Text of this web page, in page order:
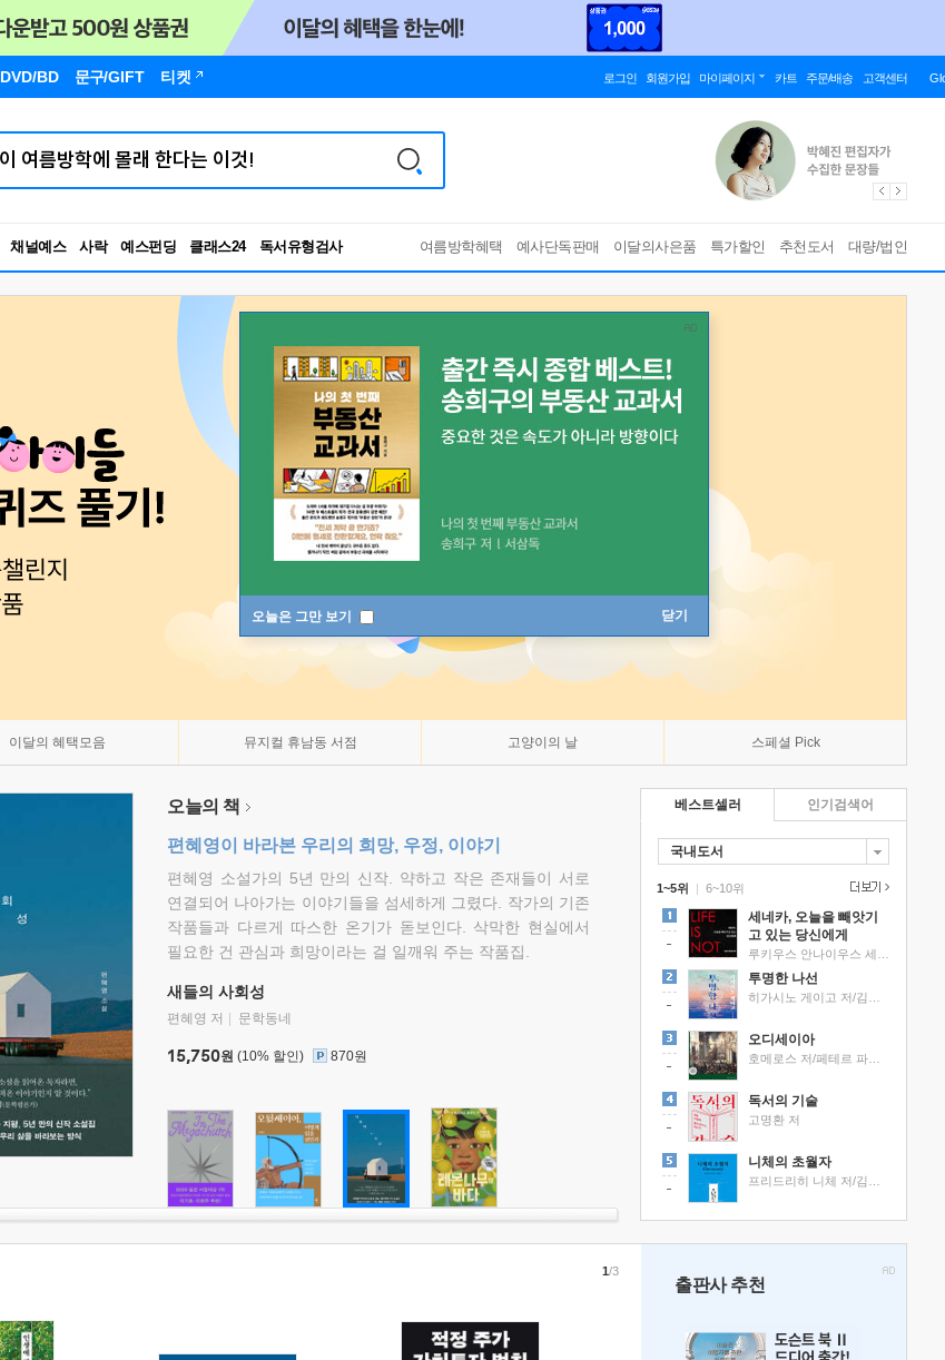
DVD/BD 문구/GIFT 티켓 로그인 회원가입 마이페이지 카트 주문/배송 고객센터
채널예스 사락 예스펀딩 클래스24
RBTI Lab
독서유형검사
여름방학혜택 예사단독판매 이달의사은품 특가할인 추천도서 대량/법인
오늘은 그만 보기 닫기
이달의 혜택모음 뮤지컬 휴남동 서점 고양이의 날 스페셜 Pick
오늘의 책
편혜영이 바라본 우리의 희망, 우정, 이야기
편혜영 소설가의 5년 만의 신작. 약하고 작은 존재들이 서로
연결되어 나아가는 이야기들을 섬세하게 그렸다. 작가의 기존
작품들과 다르게 따스한 온기가 돋보인다. 삭막한 현실에서
필요한 건 관심과 희망이라는 걸 일깨워 주는 작품집.
새들의 사회성
편혜영 저 문학동네
15,750원 (10% 할인) 870원
베스트셀러
국내도서
1~5위 |
세네카, 오늘을 빼앗기
고 있는 당신에게
투명한 나선
오디세이아
독서의 기술
고명환 저
니체의 초월자
6~10위
인기검색어
1/3
출판사 추천